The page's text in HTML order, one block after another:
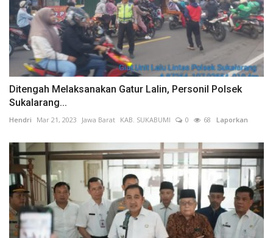
Ditengah Melaksanakan Gatur Lalin, Personil Polsek
Sukalarang...
Hendri Mar 21, 2023 Jawa Barat KAB. SUKABUMI 0 68 Laporkan